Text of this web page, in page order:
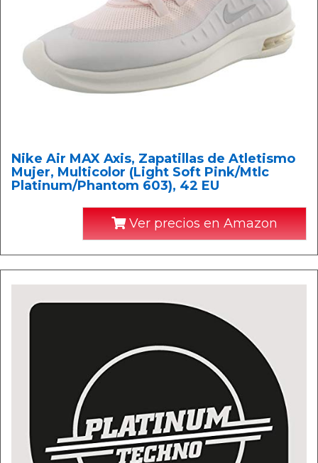
Nike Air MAX Axis, Zapatillas de Atletismo
Mujer, Multicolor (Light Soft Pink/Mtlc
Platinum/Phantom 603), 42 EU
Ver precios en Amazon